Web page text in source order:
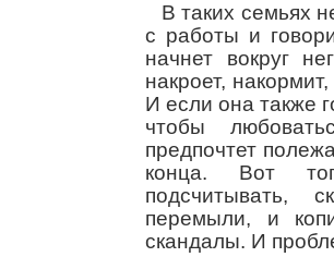
В таких семьях
с работы и
начнет вокруг
накроет,
И если она также
чтобы
предпочтет
конца. Вот
подсчитывать,
перемыли, и
скандалы. И